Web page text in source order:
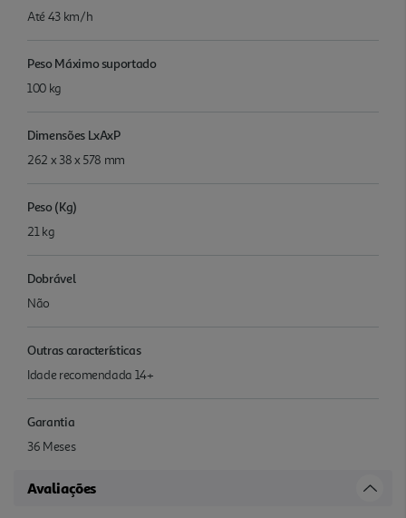
Até 43 km/h
Peso Máximo suportado
100 kg
Dimensões LxAxP
262 x 38 x 578 mm
Peso (Kg)
21 kg
Dobrável
Não
Outras características
Idade recomendada 14+
Garantia
36 Meses
Avaliações